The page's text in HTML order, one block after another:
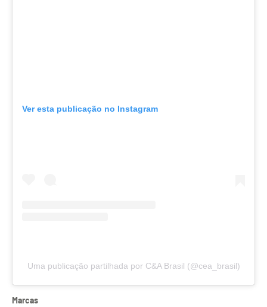
Ver esta publicação no Instagram
Uma publicação partilhada por C&A Brasil (@cea_brasil)
Marcas